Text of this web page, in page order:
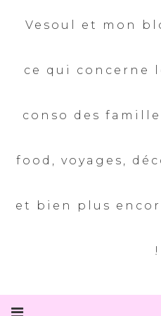
Vesoul et mon
ce qui concerne
conso des
food, voyages,
et bien plus
!